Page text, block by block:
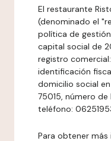
El restaurante
(denominado el
política de
capital social de
registro
identificación
domicilio social
75015, número de
teléfono:
Para obtener